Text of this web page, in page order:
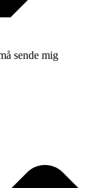
sende mig